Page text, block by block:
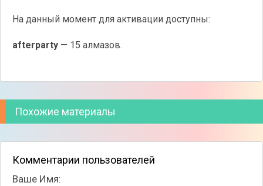
На данный момент для активации доступны:
afterparty — 15 алмазов.
Похожие материалы
Комментарии пользователей
Ваше Имя: